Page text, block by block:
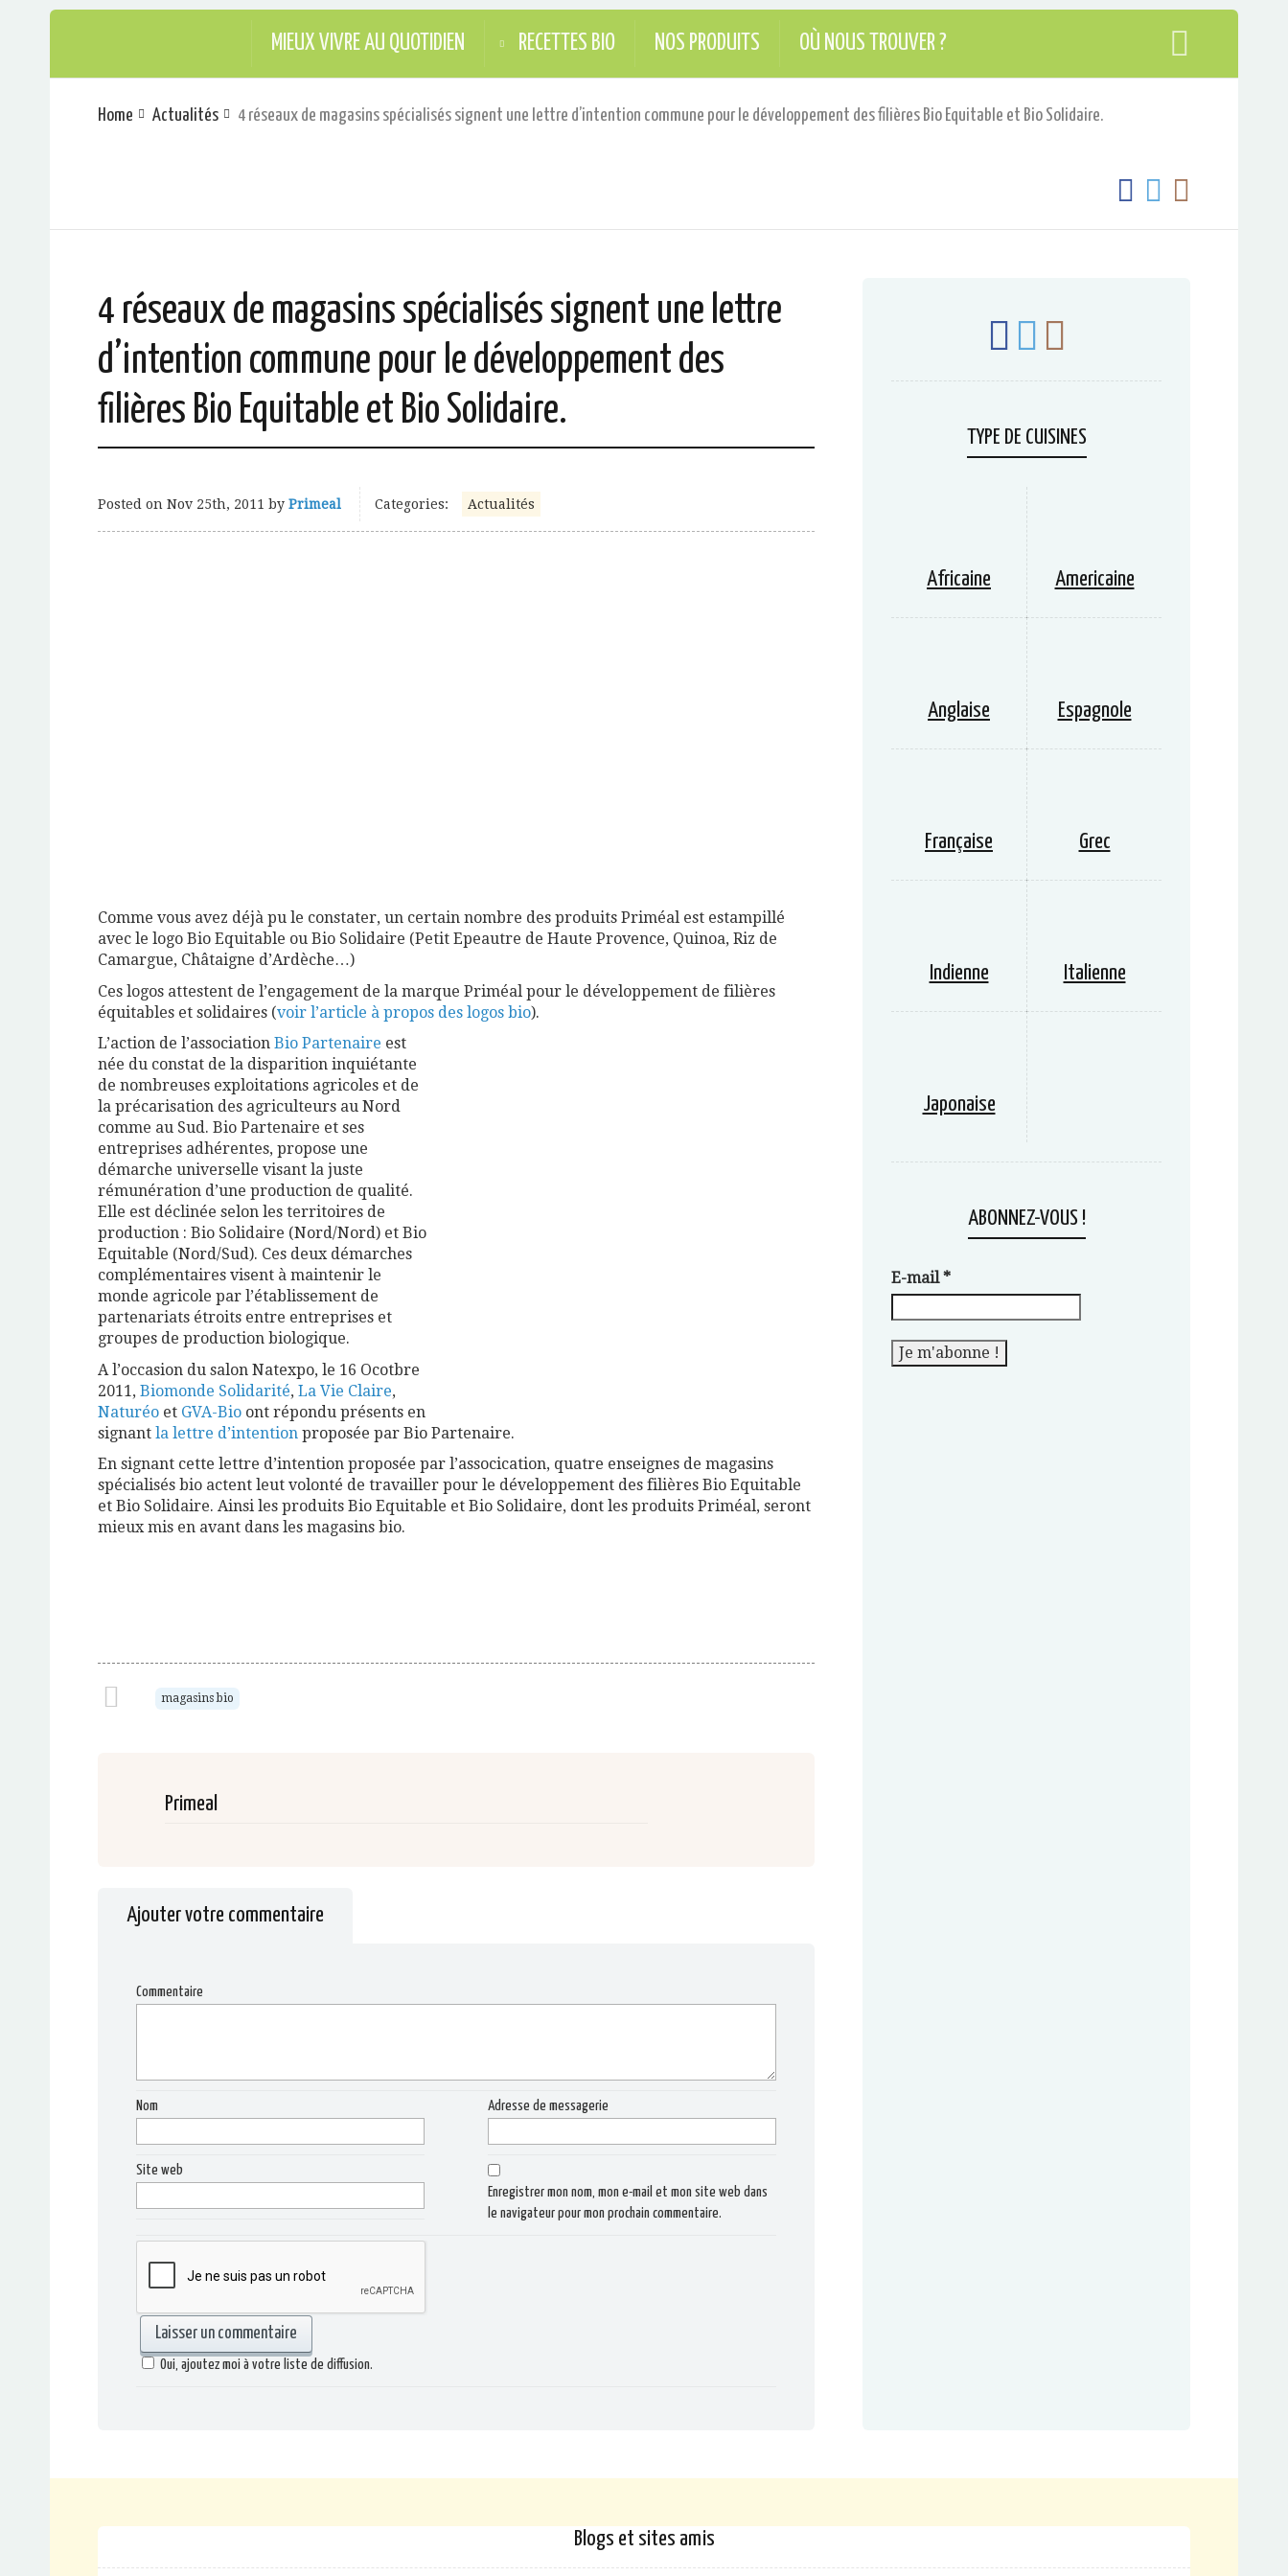
MIEUX VIVRE AU QUOTIDIEN RECETTES BIO NOS PRODUITS OÙ NOUS TROUVER ?
Home Actualités 4 réseaux de magasins spécialisés signent une lettre d’intention commune pour le développement des filières Bio Equitable et Bio Solidaire.
4 réseaux de magasins spécialisés signent une lettre
d’intention commune pour le développement des
filières Bio Equitable et Bio Solidaire.
Posted on Nov 25th, 2011 by Primeal Categories: Actualités
Comme vous avez déjà pu le constater, un certain nombre des produits Priméal est estampillé
avec le logo Bio Equitable ou Bio Solidaire (Petit Epeautre de Haute Provence, Quinoa, Riz de
Camargue, Châtaigne d’Ardèche…)
Ces logos attestent de l’engagement de la marque Priméal pour le développement de filières
équitables et solidaires (voir l’article à propos des logos bio).
L’action de l’association Bio Partenaire est
née du constat de la disparition inquiétante
de nombreuses exploitations agricoles et de
la précarisation des agriculteurs au Nord
comme au Sud. Bio Partenaire et ses
entreprises adhérentes, propose une
démarche universelle visant la juste
rémunération d’une production de qualité.
Elle est déclinée selon les territoires de
production : Bio Solidaire (Nord/Nord) et Bio
Equitable (Nord/Sud). Ces deux démarches
complémentaires visent à maintenir le
monde agricole par l’établissement de
partenariats étroits entre entreprises et
groupes de production biologique.
A l’occasion du salon Natexpo, le 16 Ocotbre
2011, Biomonde Solidarité, La Vie Claire,
Naturéo et GVA-Bio ont répondu présents en
signant la lettre d’intention proposée par Bio Partenaire.
En signant cette lettre d’intention proposée par l’assocication, quatre enseignes de magasins
spécialisés bio actent leut volonté de travailler pour le développement des filières Bio Equitable
et Bio Solidaire. Ainsi les produits Bio Equitable et Bio Solidaire, dont les produits Priméal, seront
mieux mis en avant dans les magasins bio.
magasins bio
Primeal
Ajouter votre commentaire
Commentaire
Nom Adresse de messagerie
Site web
Enregistrer mon nom, mon e-mail et mon site web dans
le navigateur pour mon prochain commentaire.
Oui, ajoutez moi à votre liste de diffusion.
TYPE DE CUISINES
Africaine Americaine
Anglaise Espagnole
Française Grec
Indienne Italienne
Japonaise
ABONNEZ-VOUS !
E-mail*
Blogs et sites amis